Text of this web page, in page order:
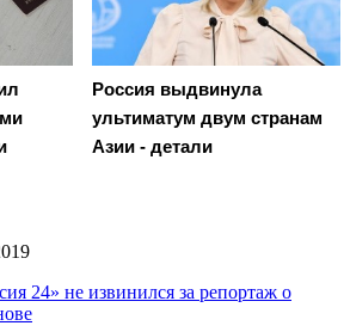
Россия выдвинула
ультиматум двум странам
Азии - детали
24» не извинился за репортаж о